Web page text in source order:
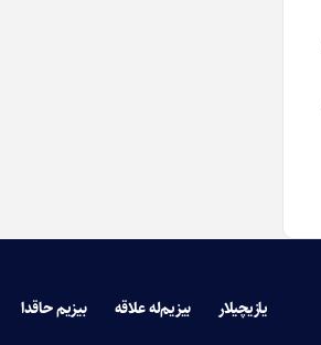
یازیچیلار بیزیم‌له علاقه بیزیم حاقدا